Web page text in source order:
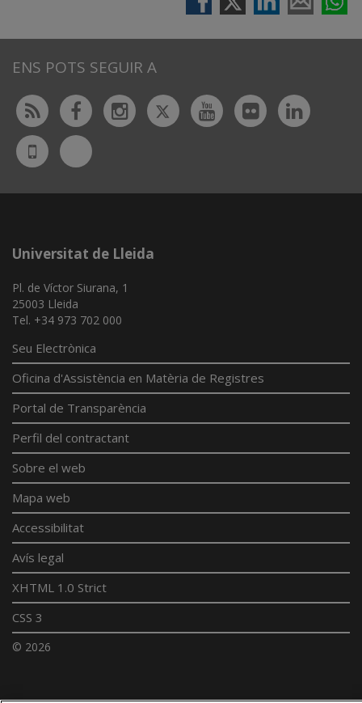
ENS POTS SEGUIR A
Rss FacebookInstagram
TwitterYoutubeFlickr
UdL
App
Bluesky
Universitat de Lleida
Pl. de Víctor Siurana, 1
25003 Lleida
Tel. +34 973 702 000
Seu Electrònica
Oficina d'Assistència en Matèria de Registres
Portal de Transparència
Perfil del contractant
Sobre el web
Mapa web
Accessibilitat
Avís legal
XHTML 1.0 Strict
CSS 3
© 2026